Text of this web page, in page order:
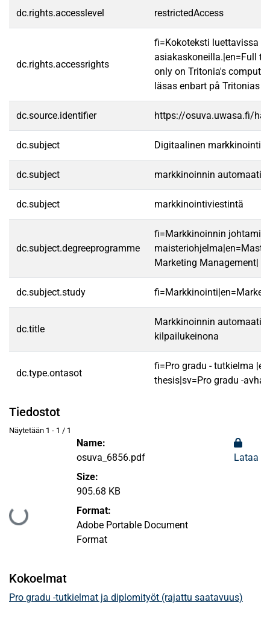
dc.rights.accesslevel restrictedAccess
dc.rights.accessrights
fi=Kokoteksti luettavissa
asiakaskoneilla.|en=Full
only on Tritonia's
läsas enbart på Tritonias
dc.source.identifier https://osuva.uwasa.fi/
dc.subject Digitaalinen markkinointi
dc.subject markkinoinnin automaatio
dc.subject markkinointiviestintä
dc.subject.degreeprogramme
fi=Markkinoinnin
Marketing Management|
dc.subject.study
dc.title
Markkinoinnin automaatio
kilpailukeinona
dc.type.ontasot
fi=Pro gradu - tutkielma
thesis|sv=Pro gradu -
Tiedostot
Näytetään 1 - 1 / 1
Ladataan...
Name:
osuva_6856.pdf
Size:
905.68 KB
Format:
Adobe Portable Document
Format
Lataa
Kokoelmat
Pro gradu -tutkielmat ja diplomityöt (rajattu saatavuus)